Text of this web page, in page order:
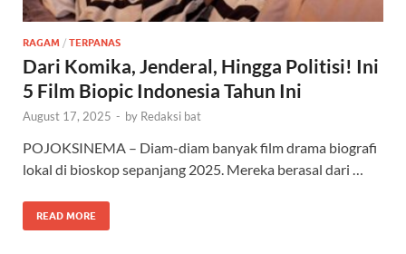
RAGAM / TERPANAS
Dari Komika, Jenderal, Hingga Politisi! Ini
5 Film Biopic Indonesia Tahun Ini
August 17, 2025 - by Redaksi bat
POJOKSINEMA – Diam-diam banyak film drama biografi
lokal di bioskop sepanjang 2025. Mereka berasal dari …
READ MORE